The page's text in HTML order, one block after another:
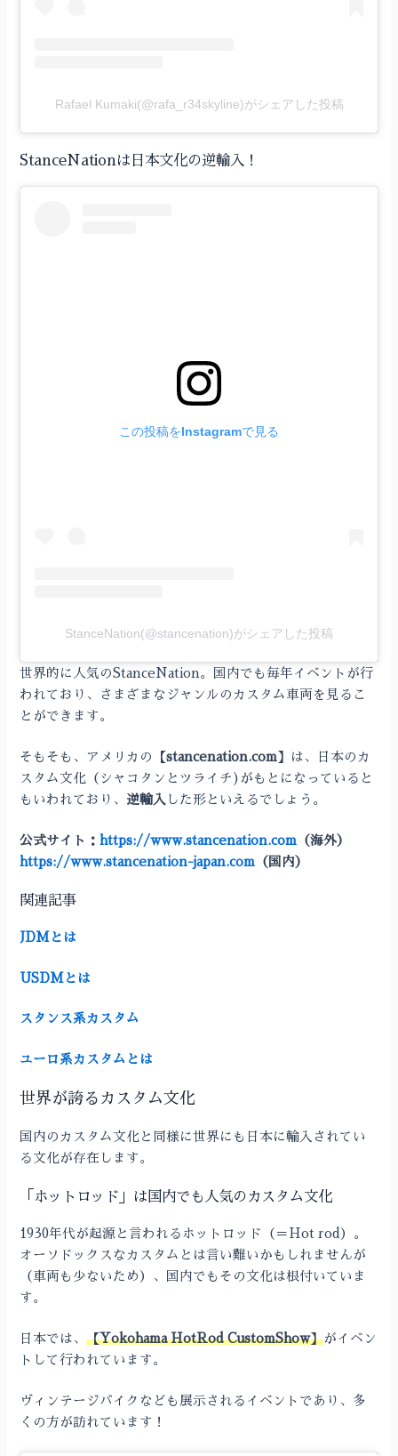
Rafael Kumaki(@rafa_r34skyline)がシェアした投稿
StanceNationは日本文化の逆輸入！
この投稿をInstagramで見る
StanceNation(@stancenation)がシェアした投稿
世界的に人気のStanceNation。国内でも毎年イベントが行
われており、さまざまなジャンルのカスタム車両を見るこ
とができます。
そもそも、アメリカの 【stancenation.com】
は、日本のカ
スタム文化（シャコタンとツライチ)がもとになっていると
もいわれており、逆輸入 した形といえるでしょう。
公式サイト：https://www.stancenation.com （海外）
https://www.stancenation-japan.com （国内）
関連記事
JDMとは
USDMとは
スタンス系カスタム
ユーロ系カスタムとは
世界が誇るカスタム文化
国内のカスタム文化と同様に世界にも日本に輸入されてい
る文化が存在します。
「ホットロッド」は国内でも人気のカスタム文化
1930年代が起源と言われるホットロッド（＝Hot rod）。
オーソドックスなカスタムとは言い難いかもしれませんが
（車両も少ないため）、国内でもその文化は根付いていま
す。
日本では、【Yokohama HotRod CustomShow】がイベン
トして行われています。
ヴィンテージバイクなども展示されるイベントであり、多
くの方が訪れています！